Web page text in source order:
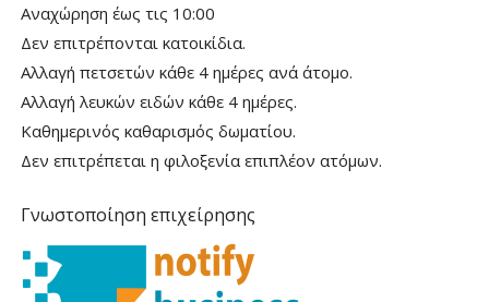
Αναχώρηση έως τις 10:00
Δεν επιτρέπονται κατοικίδια.
Αλλαγή πετσετών κάθε 4 ημέρες ανά άτομο.
Αλλαγή λευκών ειδών κάθε 4 ημέρες.
Καθημερινός καθαρισμός δωματίου.
Δεν επιτρέπεται η φιλοξενία επιπλέον ατόμων.
Γνωστοποίηση επιχείρησης